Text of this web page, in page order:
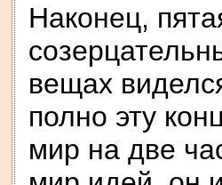
Наконец,
вещах
полно эту
мир на две